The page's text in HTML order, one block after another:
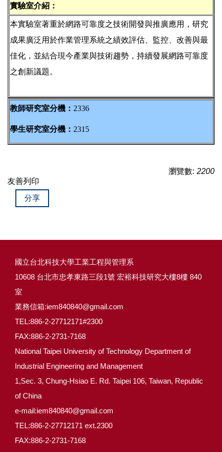
實驗室介紹：
本實驗室著重於網路可靠度之技術開發與推廣應用，研究
成果廣泛用於作業管理系統之績效評估、監控、改善與最
佳化，並結合現今產業與技術趨勢，持續發展網路可靠度
之創新議題。
教師研究室分機： 2336
學生研究室分機： 2315
瀏覽數: 2200
友善列印
分享
國立台北科技大學工業工程與管理系
10608 台北市忠孝東路三段1號 宏裕科技研究大樓8樓 840
室
業務信箱:iem840840@gmail.com
TEL:886-2-27712171#2300
FAX:886-2-2731-7168
National Taipei University of Technology Department of
Industrial Engineering and Management
1,Sec. 3, Chung-Hsiao E. Rd. Taipei 106, Taiwan, Republic
of China
e-mail:iem840840@gmail.com
TEL:886-2-27712171 ext.2300
FAX:886-2-2731-7168